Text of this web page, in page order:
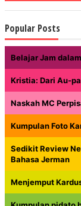
Popular Posts
Belajar Jam
Kristia: Dari Au-
Naskah MC
Kumpulan Foto
Sedikit Review
Bahasa Jerman
Menjemput